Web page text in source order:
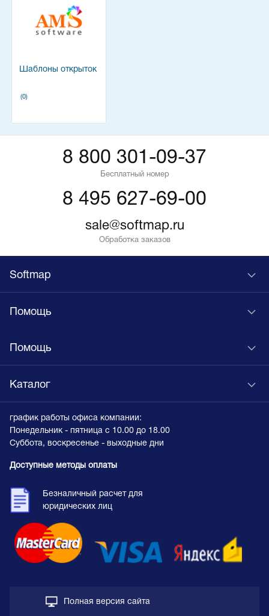
Шаблоны открыток
(0)
8 800 301-09-37
Бесплатный номер
8 495 627-69-00
sale@softmap.ru
Обработка заказов
Softmap
Помощь
Помощь
Каталог
график работы офиса компании:
Понедельник - пятница с 10.00 до 18.00
Суббота, воскресенье - выходные дни
Доступные методы оплаты
Безналичный расчет для
юридических лиц
Полная версия сайта